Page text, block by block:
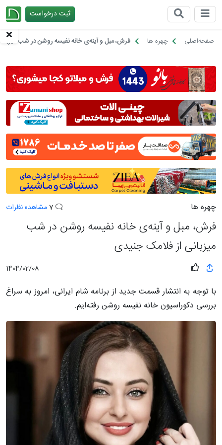
ثبت درخواست
صفحه‌اصلی چهره ها فرش، مبل و آینه‌ی خانه نفیسه روشن در شب
چهره ها مشاهده نظرات
فرش، مبل و آینه‌ی خانه نفیسه روشن در شب
میزبانی از فلامک جنیدی
1404/02/08
با توجه به انتشار قسمت جدید از برنامه شام ایرانی، امروز به سراغ
بررسی دکوراسیون خانه نفیسه روشن رفته‌ایم.